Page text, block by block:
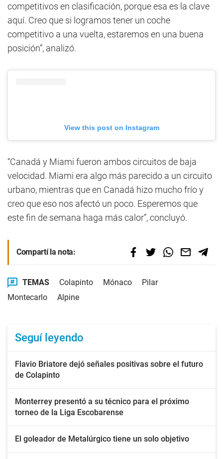
competitivos en clasificación, porque esa es la clave
aquí. Creo que si logramos tener un coche
competitivo a una vuelta, estaremos en una buena
posición”, analizó.
View this post on Instagram
“Canadá y Miami fueron ambos circuitos de baja
velocidad. Miami era algo más parecido a un circuito
urbano, mientras que en Canadá hizo mucho frío y
creo que eso nos afectó un poco. Esperemos que
este fin de semana haga más calor”, concluyó.
Compartí la nota:
TEMAS Colapinto Mónaco
Pilar
Montecarlo
Alpine
Seguí leyendo
Flavio Briatore dejó señales positivas sobre el futuro
de Colapinto
Monterrey presentó a su técnico para el próximo
torneo de la Liga Escobarense
El goleador de Metalúrgico tiene un solo objetivo